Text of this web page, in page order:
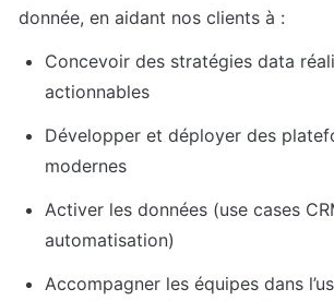
donnée, en aidant nos clients à :
Concevoir des stratégies data
actionnables
Développer et déployer des
modernes
Activer les données (use cases
automatisation)
Accompagner les équipes dans